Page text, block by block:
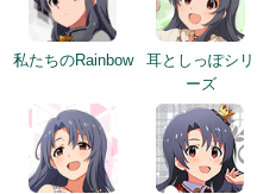
私たちのRainbow
耳としっぽシリ
ーズ